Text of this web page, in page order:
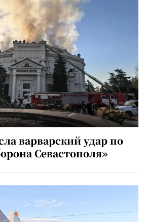
варварский удар по
Севастополя»